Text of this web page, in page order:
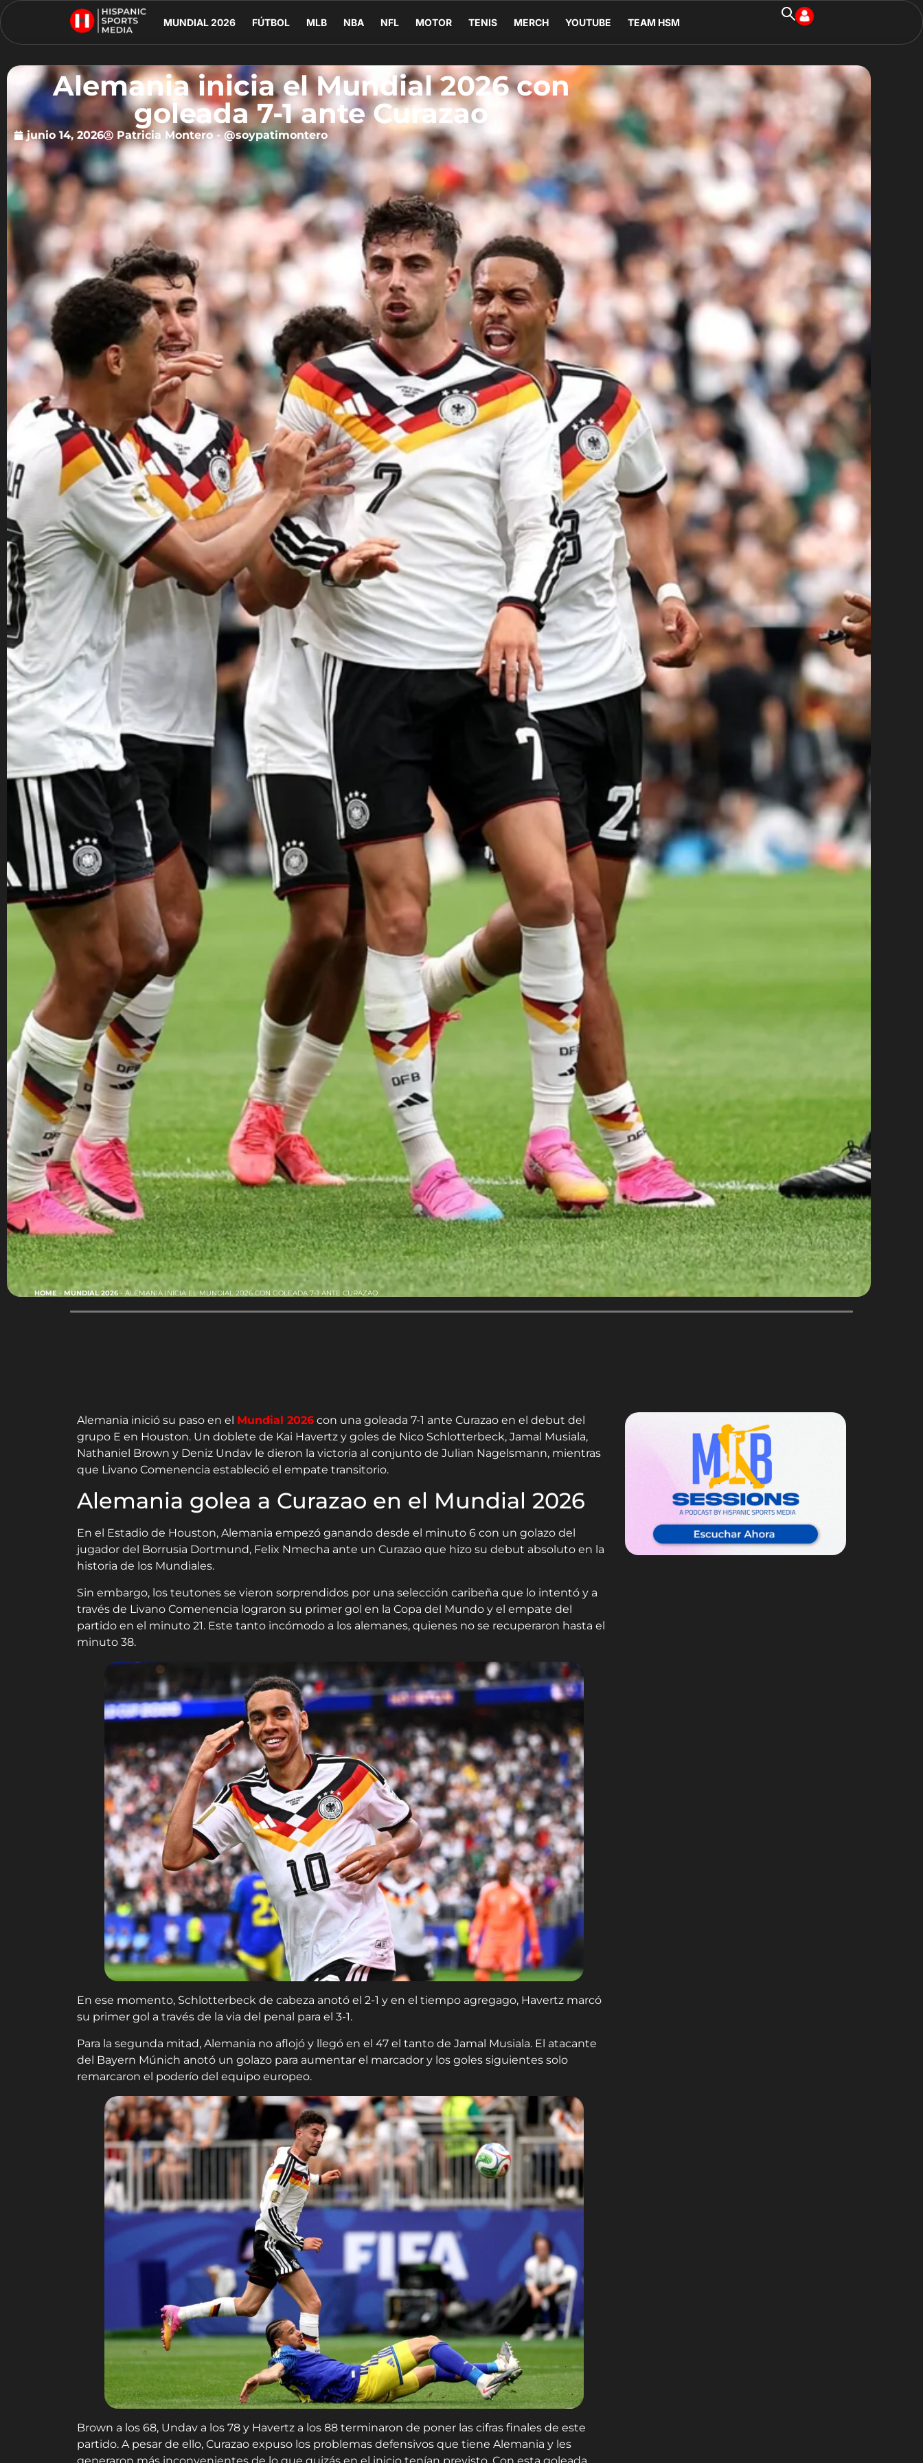
MUNDIAL 2026 FÚTBOL MLB NBA NFL MOTOR TENIS MERCH YOUTUBE TEAM HSM
Alemania inicia el Mundial 2026 con
goleada 7-1 ante Curazao
junio 14, 2026 Patricia Montero - @soypatimontero
HOME- MUNDIAL 2026- ALEMANIA INICIA EL MUNDIAL 2026 CON GOLEADA 7-1 ANTE CURAZAO
Alemania inició su paso en el Mundial 2026 con una goleada 7-1 ante Curazao en el debut del
grupo E en Houston. Un doblete de Kai Havertz y goles de Nico Schlotterbeck, Jamal Musiala,
Nathaniel Brown y Deniz Undav le dieron la victoria al conjunto de Julian Nagelsmann, mientras
que Livano Comenencia estableció el empate transitorio.
Alemania golea a Curazao en el Mundial 2026
En el Estadio de Houston, Alemania empezó ganando desde el minuto 6 con un golazo del
jugador del Borrusia Dortmund, Felix Nmecha ante un Curazao que hizo su debut absoluto en la
historia de los Mundiales.
Sin embargo, los teutones se vieron sorprendidos por una selección caribeña que lo intentó y a
través de Livano Comenencia lograron su primer gol en la Copa del Mundo y el empate del
partido en el minuto 21. Este tanto incómodo a los alemanes, quienes no se recuperaron hasta el
minuto 38.
En ese momento, Schlotterbeck de cabeza anotó el 2-1 y en el tiempo agregago, Havertz marcó
su primer gol a través de la via del penal para el 3-1.
Para la segunda mitad, Alemania no aflojó y llegó en el 47 el tanto de Jamal Musiala. El atacante
del Bayern Múnich anotó un golazo para aumentar el marcador y los goles siguientes solo
remarcaron el poderío del equipo europeo.
Brown a los 68, Undav a los 78 y Havertz a los 88 terminaron de poner las cifras finales de este
partido. A pesar de ello, Curazao expuso los problemas defensivos que tiene Alemania y les